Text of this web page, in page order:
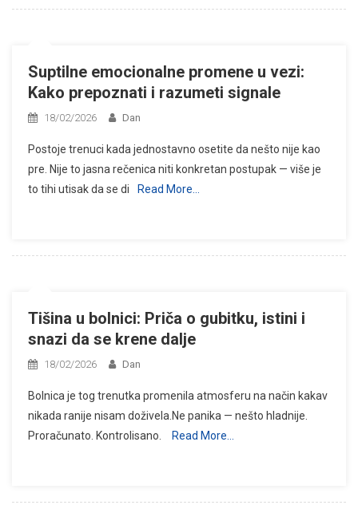
Suptilne emocionalne promene u vezi:
Kako prepoznati i razumeti signale
18/02/2026 Dan
Postoje trenuci kada jednostavno osetite da nešto nije kao
pre. Nije to jasna rečenica niti konkretan postupak — više je
to tihi utisak da se di
Read More…
Tišina u bolnici: Priča o gubitku, istini i
snazi da se krene dalje
18/02/2026 Dan
Bolnica je tog trenutka promenila atmosferu na način kakav
nikada ranije nisam doživela.Ne panika — nešto hladnije.
Proračunato. Kontrolisano.
Read More…